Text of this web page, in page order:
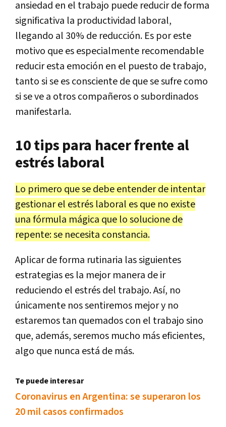
ansiedad en el trabajo puede reducir de forma
significativa la productividad laboral,
llegando al 30% de reducción. Es por este
motivo que es especialmente recomendable
reducir esta emoción en el puesto de trabajo,
tanto si se es consciente de que se sufre como
si se ve a otros compañeros o subordinados
manifestarla.
10 tips para hacer frente al
estrés laboral
Lo primero que se debe entender de intentar
gestionar el estrés laboral es que no existe
una fórmula mágica que lo solucione de
repente: se necesita constancia.
Aplicar de forma rutinaria las siguientes
estrategias es la mejor manera de ir
reduciendo el estrés del trabajo. Así, no
únicamente nos sentiremos mejor y no
estaremos tan quemados con el trabajo sino
que, además, seremos mucho más eficientes,
algo que nunca está de más.
Te puede interesar
Coronavirus en Argentina: se superaron los
20 mil casos confirmados